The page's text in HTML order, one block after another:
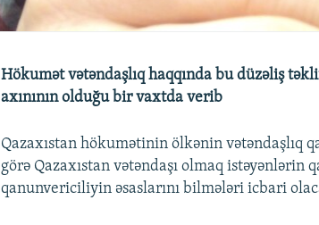
Hökumət vətəndaşlıq haqqında bu düzəliş
axınının olduğu bir vaxtda verib
Qazaxıstan hökumətinin ölkənin vətəndaşlıq
görə Qazaxıstan vətəndaşı olmaq
qanunvericiliyin əsaslarını bilmələri icbari